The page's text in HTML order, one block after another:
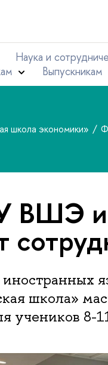
Наука и
Выпускникам
школа экономики»
и
школа»
учеников 8-